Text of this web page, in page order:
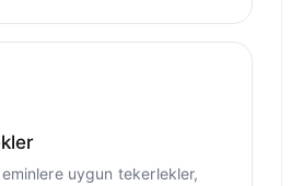
uygun tekerlekler,